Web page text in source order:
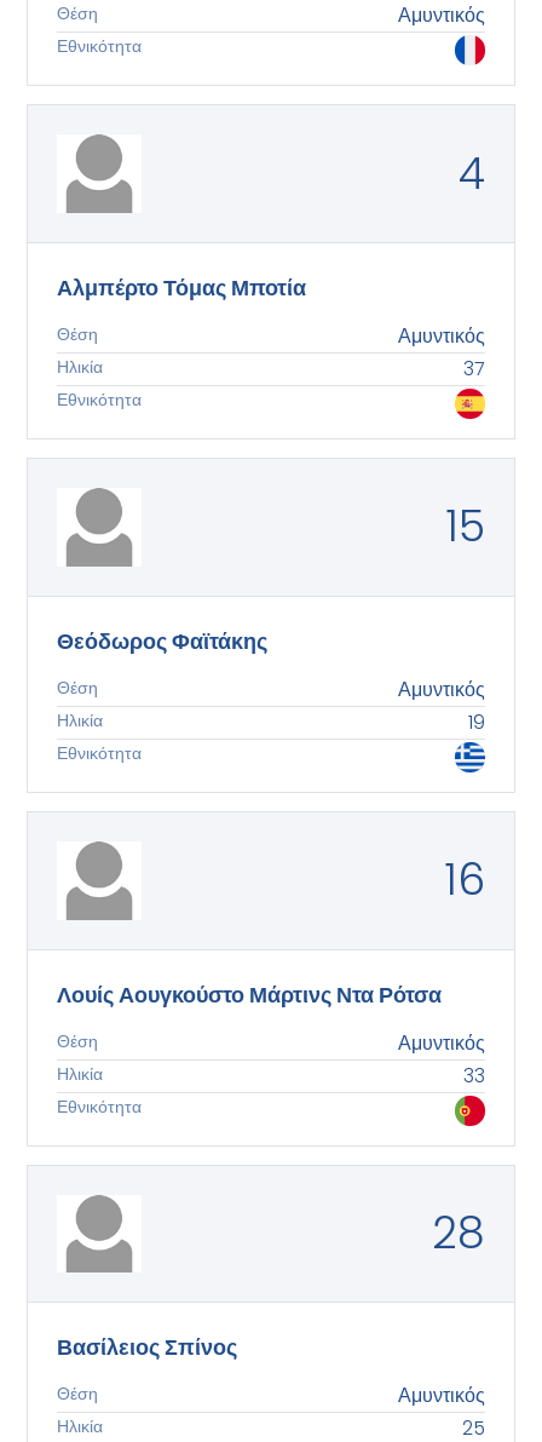
Θέση Αμυντικός
Εθνικότητα
4
Αλμπέρτο Τόμας Μποτία
Θέση Αμυντικός
Ηλικία 37
Εθνικότητα
15
Θεόδωρος Φαϊτάκης
Θέση Αμυντικός
Ηλικία 19
Εθνικότητα
16
Λουίς Αουγκούστο Μάρτινς Ντα Ρότσα
Θέση Αμυντικός
Ηλικία 33
Εθνικότητα
28
Βασίλειος Σπίνος
Θέση Αμυντικός
Ηλικία 25